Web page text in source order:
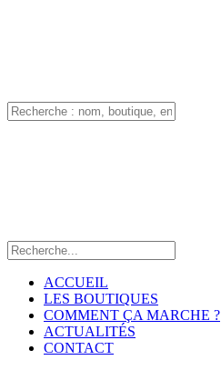
ACCUEIL
LES BOUTIQUES
COMMENT ÇA MARCHE ?
ACTUALITÉS
CONTACT